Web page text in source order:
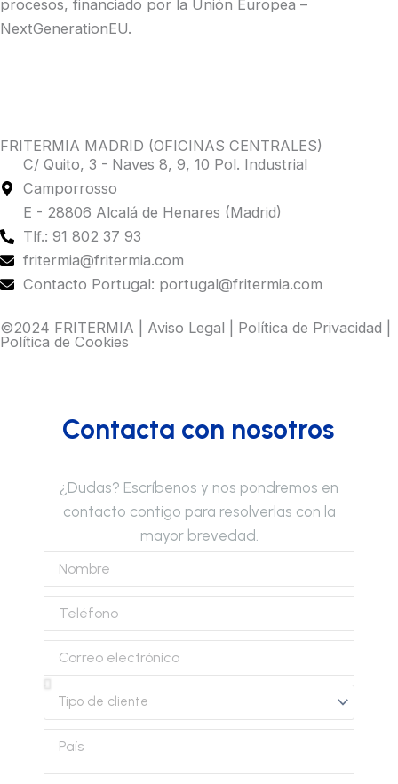
procesos, financiado por la Unión Europea –
NextGenerationEU.
FRITERMIA MADRID (OFICINAS CENTRALES)
C/ Quito, 3 - Naves 8, 9, 10 Pol. Industrial
Camporrosso
E - 28806 Alcalá de Henares (Madrid)
Tlf.: 91 802 37 93
fritermia@fritermia.com
Contacto Portugal: portugal@fritermia.com
©2024 FRITERMIA | Aviso Legal Política de Privacidad
Política de Cookies
Contacta con nosotros
¿Dudas? Escríbenos y nos pondremos en
contacto contigo para resolverlas con la
mayor brevedad.
electrónico
Tipo
cliente